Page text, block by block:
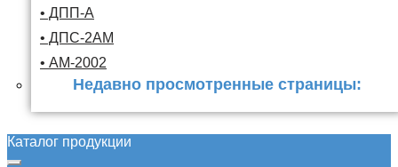
• ДПП-А
• ДПС-2АМ
• АМ-2002
Недавно просмотренные страницы:
Каталог продукции